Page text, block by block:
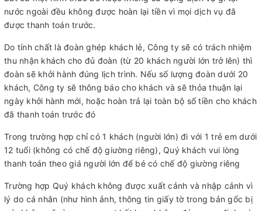
nước ngoài đều không được hoàn lại tiền vì mọi dịch vụ đã
được thanh toán trước.
Do tính chất là đoàn ghép khách lẻ, Công ty sẽ có trách nhiệm
thu nhận khách cho đủ đoàn (từ 20 khách người lớn trở lên) thì
đoàn sẽ khởi hành đúng lịch trình. Nếu số lượng đoàn dưới 20
khách, Công ty sẽ thông báo cho khách và sẽ thỏa thuận lại
ngày khởi hành mới, hoặc hoàn trả lại toàn bộ số tiền cho khách
đã thanh toán trước đó
Trong trường hợp chỉ có 1 khách (người lớn) đi với 1 trẻ em dưới
12 tuổi (không có chế độ giường riêng), Quý khách vui lòng
thanh toán theo giá người lớn để bé có chế độ giường riêng
Trường hợp Quý khách không được xuất cảnh và nhập cảnh vì
lý do cá nhân (như hình ảnh, thông tin giấy tờ trong bản gốc bị